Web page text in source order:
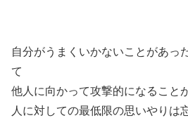
自分がうまくいかないことがあっ
て
他人に向かって攻撃的になること
人に対しての最低限の思いやりは